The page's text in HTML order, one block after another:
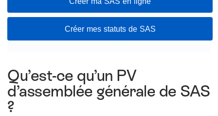
Créer mes statuts de SAS
Qu’est-ce qu’un PV
d’assemblée générale de SAS
?